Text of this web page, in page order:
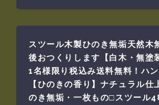
スツール木製ひのき無垢天然木
後おつくりします【白木・無塗
1名様限り税込み送料無料！ハ
【ひのきの香り】ナチュラル仕
のき無垢・一枚もの□スツール